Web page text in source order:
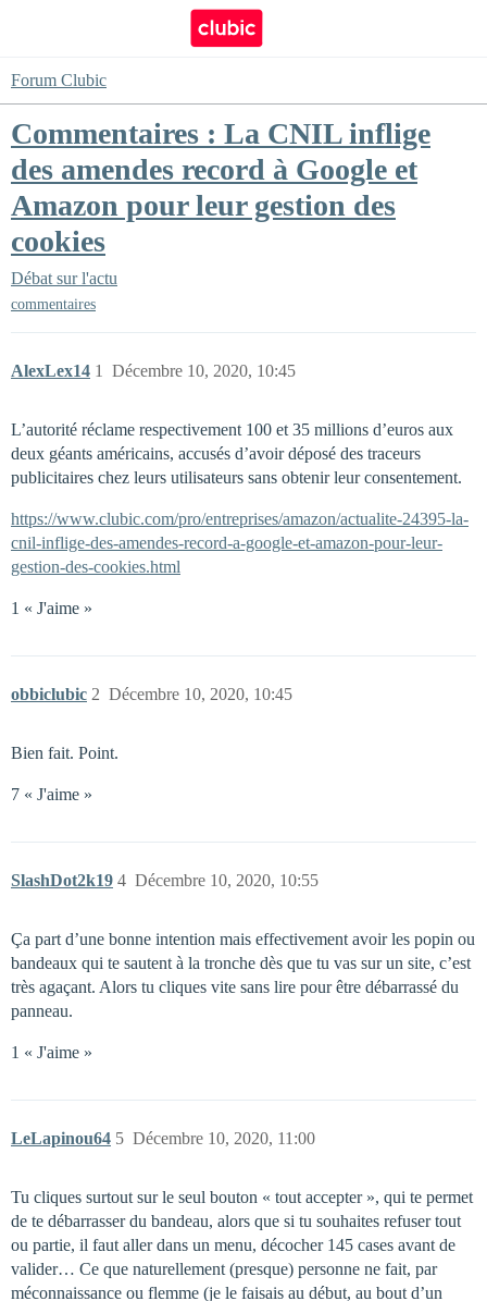
Forum Clubic
Commentaires : La CNIL inflige
des amendes record à Google et
Amazon pour leur gestion des
cookies
Débat sur l'actu
commentaires
AlexLex14 Décembre 10, 2020, 10:45
1
L’autorité réclame respectivement 100 et 35 millions d’euros aux
deux géants américains, accusés d’avoir déposé des traceurs
publicitaires chez leurs utilisateurs sans obtenir leur consentement.
https://www.clubic.com/pro/entreprises/amazon/actualite-24395-la-
cnil-inflige-des-amendes-record-a-google-et-amazon-pour-leur-
gestion-des-cookies.html
1 « J'aime »
obbiclubic Décembre 10, 2020, 10:45
2
Bien fait. Point.
7 « J'aime »
SlashDot2k19 Décembre 10, 2020, 10:55
4
Ça part d’une bonne intention mais effectivement avoir les popin ou
bandeaux qui te sautent à la tronche dès que tu vas sur un site, c’est
très agaçant. Alors tu cliques vite sans lire pour être débarrassé du
panneau.
1 « J'aime »
LeLapinou64 Décembre 10, 2020, 11:00
5
Tu cliques surtout sur le seul bouton « tout accepter », qui te permet
de te débarrasser du bandeau, alors que si tu souhaites refuser tout
ou partie, il faut aller dans un menu, décocher 145 cases avant de
valider… Ce que naturellement (presque) personne ne fait, par
méconnaissance ou flemme (je le faisais au début, au bout d’un